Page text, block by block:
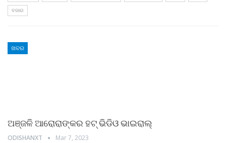
ବଜାର
ଖବର
ଅଞ୍ଜଳି ଆରୋରାଙ୍କର ହଟ୍‌ ଭିଡିଓ ଭାଇରାଲ୍‌
ODISHANXT Mar 7, 2023